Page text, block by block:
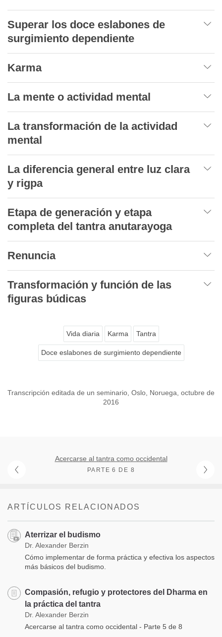
Superar los doce eslabones de
surgimiento dependiente
Karma
La mente o actividad mental
La transformación de la actividad
mental
La diferencia general entre luz clara
y rigpa
Etapa de generación y etapa
completa del tantra anutarayoga
Renuncia
Transformación y función de las
figuras búdicas
Vida diaria Karma Tantra
Doce eslabones de surgimiento dependiente
Transcripción editada de un seminario, Oslo, Noruega, octubre de
2016
Acercarse al tantra como occidental
PARTE 6 DE 8
ARTÍCULOS RELACIONADOS
Aterrizar el budismo
Dr. Alexander Berzin
Cómo implementar de forma práctica y efectiva los aspectos
más básicos del budismo.
Compasión, refugio y protectores del Dharma en
la práctica del tantra
Dr. Alexander Berzin
Acercarse al tantra como occidental - Parte 5 de 8